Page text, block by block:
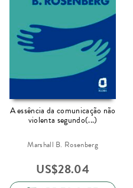
A essência da comunicação não
violenta segundo(...)
Marshall B. Rosenberg
US$28.04